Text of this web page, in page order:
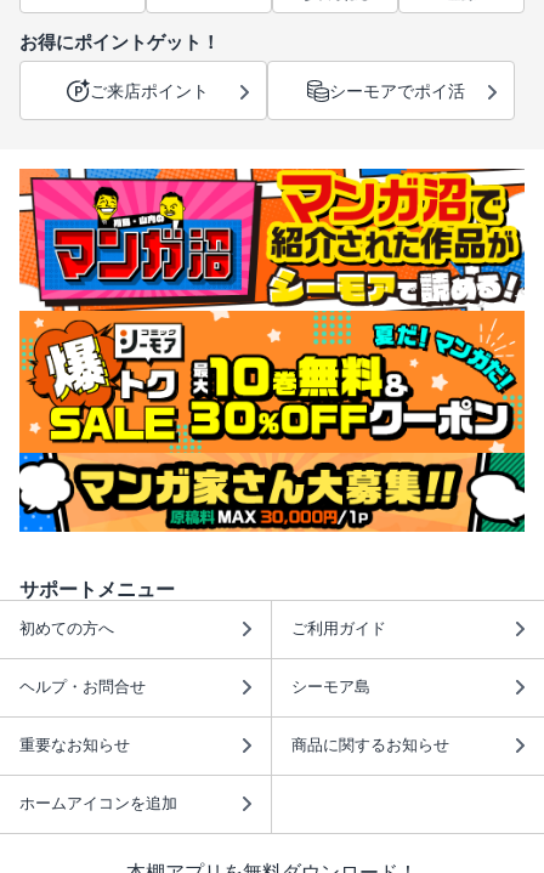
お得にポイントゲット！
ご来店ポイント シーモアでポイ活
サポートメニュー
初めての方へ ご利用ガイド
ヘルプ・お問合せ シーモア島
重要なお知らせ 商品に関するお知らせ
ホームアイコンを追加